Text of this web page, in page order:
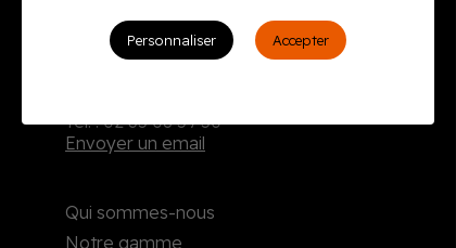
Burodoc
Tél. : 02 35 08 59 50
Envoyer un email
Qui sommes-nous
Notre gamme
Personnaliser Accepter